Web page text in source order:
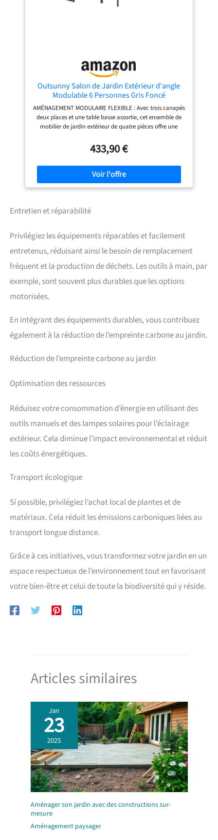
et des décorations, elle est faite pour l'extérieur et le
texture intactes, vous permettant d'en profiter toute
l'année et faisant de cette table une pièce centrale dans
n'importe quel espace extérieur.
Outsunny Salon de Jardin Extérieur d'angle
Modulable 6 Personnes Gris Foncé
AMÉNAGEMENT MODULAIRE FLEXIBLE : Avec trois canapés
deux places et une table basse assortie, cet ensemble de
mobilier de jardin extérieur de quatre pièces offre une
face ou selon vos préférences pour accueillir
confortablement jusqu'à six personnes lors de vos
réunions ou moments de convivialité. COUSSINS
REMBOURRÉS AVEC TISSU RÉSISTANT : Les coussins
d'assise et de dossier sont revêtus de tissu polyester
cationique de 200 gsm, un matériau robuste et résistant à
garantissent une facilité d'entretien et une hygiène
sensation fraîche et aérée grâce aux assises en textilène
lors des journées chaudes, ou ajoutez les coussins
amovibles pour un confort supplémentaire lorsque les
températures baissent. Adapté à toutes les saisons, cet
de confort selon vos besoins. TABLE À EFFET BOIS LATTÉ :
Ce salon de jardin avec une table basse au design effet
rapide de l'eau, facilitant l'entretien, et offre un espace
sécurisé pour garder vos boissons ou collations à portée
de main pendant vos moments de détente. CADRES EN
une solidité et une durabilité accrues, les cadres en métal
type d'espace extérieur : jardin, patio, balcon ou terrasse.
433,90 €
Entretien et réparabilité
Privilégiez les équipements réparables et facilement
entretenus, réduisant ainsi le besoin de remplacement
fréquent et la production de déchets. Les outils à main, par
exemple, sont souvent plus durables que les options
motorisées.
En intégrant des équipements durables, vous contribuez
également à la réduction de l’empreinte carbone au jardin.
Réduction de l’empreinte carbone au jardin
Optimisation des ressources
Réduisez votre consommation d’énergie en utilisant des
outils manuels et des lampes solaires pour l’éclairage
extérieur. Cela diminue l’impact environnemental et réduit
les coûts énergétiques.
Transport écologique
Si possible, privilégiez l’achat local de plantes et de
matériaux. Cela réduit les émissions carboniques liées au
transport longue distance.
Grâce à ces initiatives, vous transformez votre jardin en un
espace respectueux de l’environnement tout en favorisant
votre bien-être et celui de toute la biodiversité qui y réside.
Articles similaires
Jan
23
2025
Aménager son jardin avec des constructions sur-
mesure
Aménagement paysager